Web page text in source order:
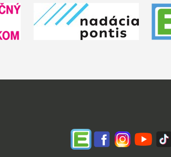
EdupageFacebookInstagramYouTubeTikTok